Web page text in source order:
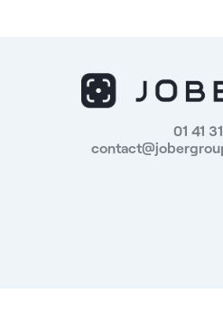
fauteuil. De plus, vous
logiciel Galaxy pour
travail. À noter que
thésés en fonction
bien fréquenté et
vous aurez
transports en
01 41